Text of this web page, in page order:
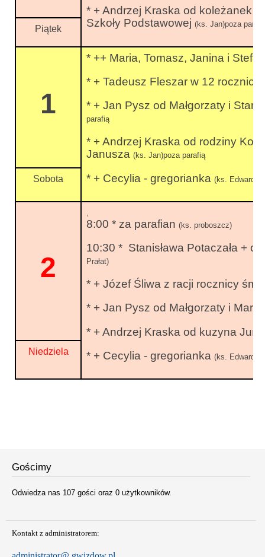
* + Andrzej Kraska od koleżanek i
Szkoły Podstawowej (ks. Jan)poza
Piątek
1
* ++ Maria, Tomasz, Janina i
* + Tadeusz Fleszar w 12
* + Jan Pysz od Małgorzaty i
parafią
* + Andrzej Kraska od rodziny
Janusza (ks. Jan)poza parafią
* + Cecylia - gregorianka (ks.
Sobota
2
8:00 * za parafian (ks. proboszcz)
10:30 * Stanisława Potaczała +
Prałat)
* + Józef Śliwa z racji rocznicy
* + Jan Pysz od Małgorzaty i
* + Andrzej Kraska od kuzyna
* + Cecylia - gregorianka (ks.
Niedziela
Gościmy
Odwiedza nas 107 gości oraz 0 użytkowników.
Kontakt z administratorem: